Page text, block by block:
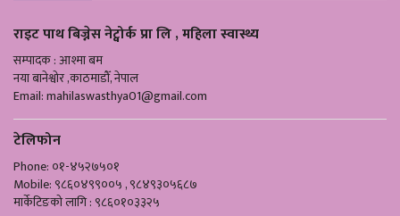
राइट पाथ बिज्नेस नेट्वोर्क प्रा लि , महिला स्वास्थ्य
सम्पादक : आश्मा बम
नया बानेश्वोर ,काठमाडौँ, नेपाल
Email:mahilaswasthya01@gmail.com
टेलिफोन
Phone: ०१-४५२७५०१
Mobile: ९८६०४९९००५ , ९८४९३०५६८७
मार्केटिङको लागि : ९८६०१०३३२५